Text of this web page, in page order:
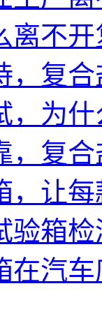
离不
，复
，为
，复
，让
验箱
在汽